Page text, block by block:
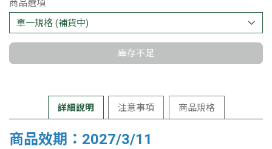
商品選項
庫存不足
詳細說明 注意事項 商品規格
商品效期：2027/3/11